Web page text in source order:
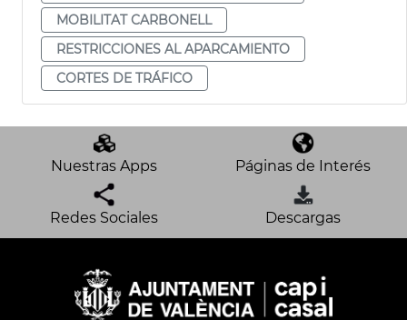
MOBILITAT CARBONELL
RESTRICCIONES AL APARCAMIENTO
CORTES DE TRÁFICO
Nuestras Apps Páginas de Interés
Redes Sociales Descargas